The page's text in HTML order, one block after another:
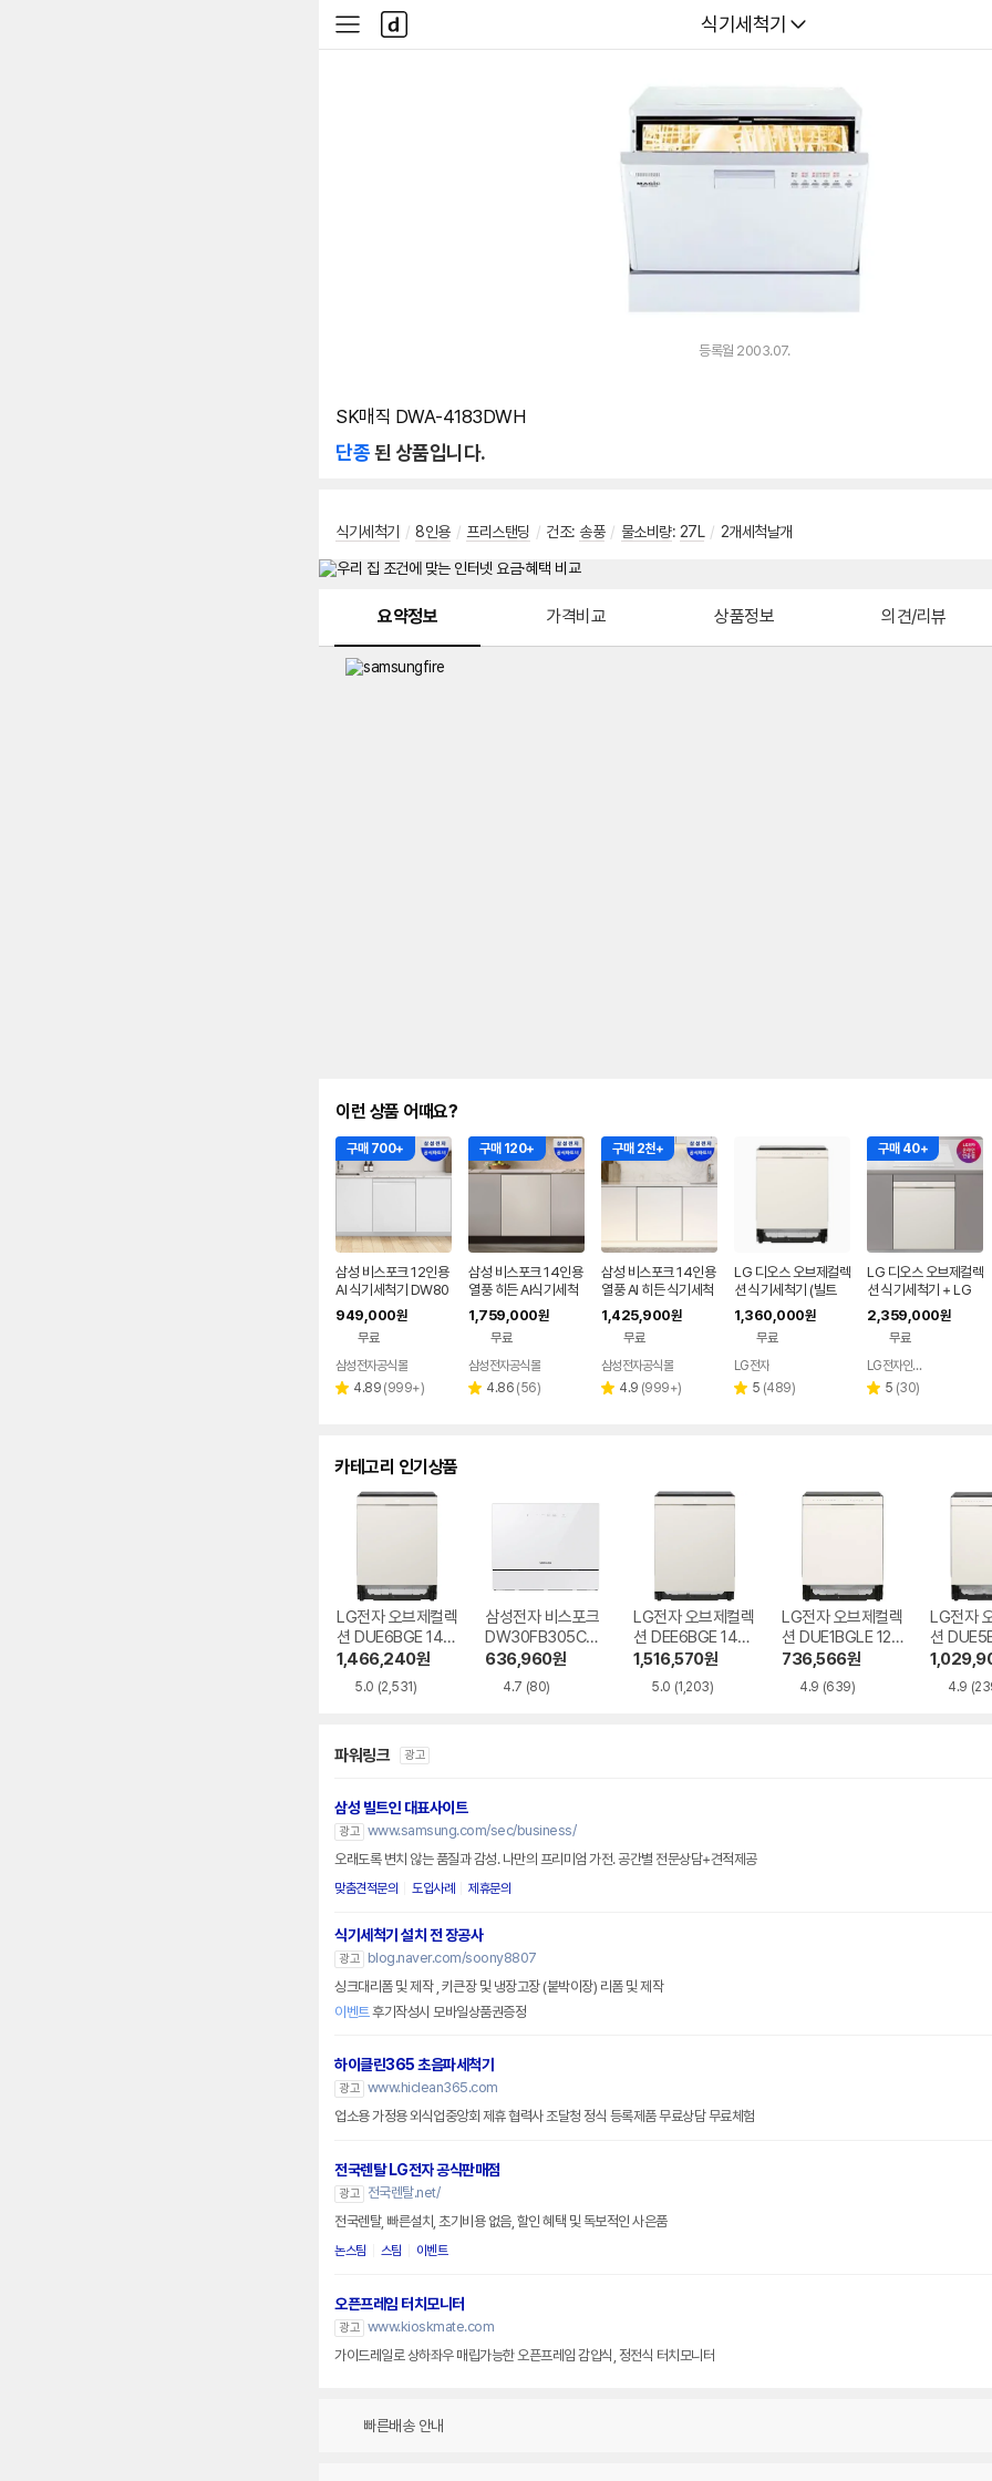
다나와
식기세척기
사
이
다
나
와
등록월 2003.07.
SK매직 DWA-4183DWH
단종된 상품입니다.
식기세척기 / 8인용 / 프리스탠딩 / 건조: 송풍 / 물소비량: 27L / 2개세척날개
요약정보 가격비교 상품정보 의견/리뷰
이런 상품 어때요?
구매 700+
삼성 비스포크 12인용
AI 식기세척기 DW80
F71Y1UEW
949,000원
무료
삼성전자공식몰
별 4.89 리
(999+)
구매 120+
삼성 비스포크 14인용
열풍 히든 AI식기세척
기 필터내장형 DW80
F75K1UAP 색상선택
1,759,000원
무료
삼성전자공식몰
별 4.86 리
(56)
구매 2천+
삼성 비스포크 14인용
열풍 AI 히든 식기세척
기 DW80F75L1U01
1,425,900원
무료
삼성전자공식몰
별 4.9 리
(999+)
LG 디오스 오브제컬렉
션 식기세척기 (빌트
인/14인용) DUE6BG
L3E
1,360,000원
무료
LG전자
별 5 리
(489)
구매 40+
LG 디오스 오브제컬렉
션 식기세척기 + LG
디오스 인덕션 빌트인
(DUE6BGL1E + BEI
3QKHLOE / 6BG1E
-QKHE)
2,359,000원
무료
LG전자인증점 신영플러스
별 5 리
(30)
카테고리 인기상품
LG전자 오브제컬렉
션 DUE6BGE 14인
용 빌트인
1,466,240원
5.0 (2,531)
삼성전자 비스포크
DW30FB305CW
0 6인용 카운터탑
636,960원
4.7 (80)
LG전자 오브제컬렉
션 DEE6BGE 14인
용 빌트인
1,516,570원
5.0 (1,203)
LG전자 오브제컬렉
션 DUE1BGLE 12
인용 빌트인
736,566원
4.9 (639)
LG전자
션
4인용 빌
4.9
파워링크 광고
삼성 빌트인 대표사이트
광고 www.samsung.com/sec/business/
오래도록 변치 않는 품질과 감성. 나만의 프리미엄 가전. 공간별 전문상담+견적제공
맞춤견적문의 도입사례 제휴문의
식기세척기 설치 전 장공사
광고
blog.naver.com/soony8807
싱크대리폼 및 제작 , 키큰장 및 냉장고장 (붙박이장) 리폼 및 제작
이벤트후기작성시 모바일상품권증정
하이클린365 초음파세척기
광고 www.hiclean365.com
업소용 가정용 외식업중앙회 제휴 협력사 조달청 정식 등록제품 무료상담 무료체험
전국렌탈 LG전자 공식판매점
광고
전국렌탈.net/
전국렌탈, 빠른설치, 초기비용 없음, 할인 혜택 및 독보적인 사은품
논스팀 스팀 이벤트
오픈프레임 터치모니터
광고 www.kioskmate.com
가이드레일로 상하좌우 매립가능한 오픈프레임 감압식, 정전식 터치모니터
빠른배송 안내